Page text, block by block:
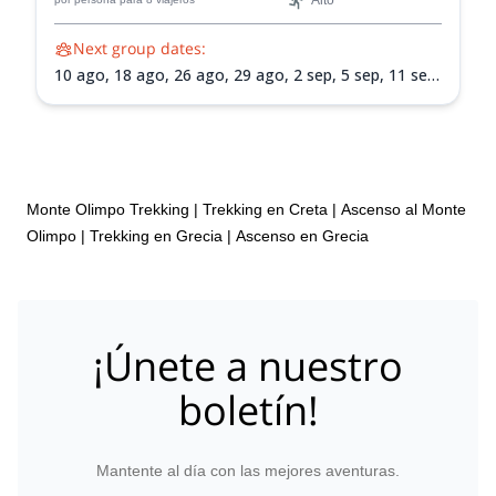
Next group dates:
10 ago, 18 ago, 26 ago, 29 ago, 2 sep, 5 sep, 11 sep,
Monte Olimpo Trekking | Trekking en Creta | Ascenso al Monte
Olimpo | Trekking en Grecia | Ascenso en Grecia
¡Únete a nuestro
boletín!
Mantente al día con las mejores aventuras.